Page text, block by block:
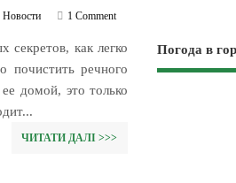
Новости 1 Comment
секретов, как легко
почистить речного
домой, это только
ЧИТАТИ ДАЛІ >>>
Погода в